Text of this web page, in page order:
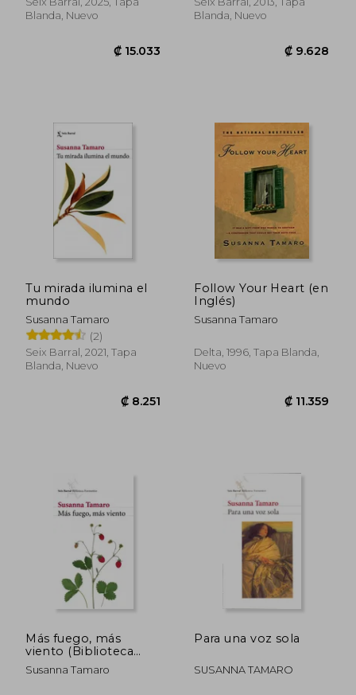
Blanda, Nuevo
Blanda, Nuevo
Tu mirada ilumina el
mundo
Susanna Tamaro
(2)
Seix Barral, 2021, Tapa
Blanda, Nuevo
Follow Your Heart (en
Inglés)
Susanna Tamaro
Delta, 1996, Tapa Blanda,
Nuevo
Más fuego, más
viento (Biblioteca
Formentor)
Susanna Tamaro
Para una voz sola
SUSANNA TAMARO